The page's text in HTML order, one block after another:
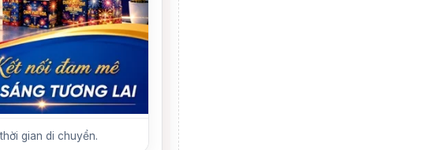
gian di chuyển.